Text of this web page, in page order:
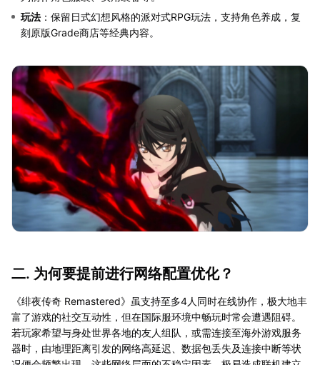
玩法 ：保留日式幻想风格的派对式RPG玩法，支持角色养成，复
刻原版Grade商店等经典内容。
二. 为何要提前进行网络配置优化？
《绯夜传奇 Remastered》虽支持至多4人同时在线协作，极大地丰
富了游戏的社交互动性，但在国际服环境中畅玩时常会遭遇阻碍。
若玩家希望与身处世界各地的友人组队，或需连接至海外游戏服务
器时，由地理距离引发的网络高延迟、数据包丢失及连接中断等状